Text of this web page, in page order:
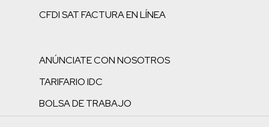
CFDI SAT FACTURA EN LÍNEA
ANÚNCIATE CON NOSOTROS
TARIFARIO IDC
BOLSA DE TRABAJO